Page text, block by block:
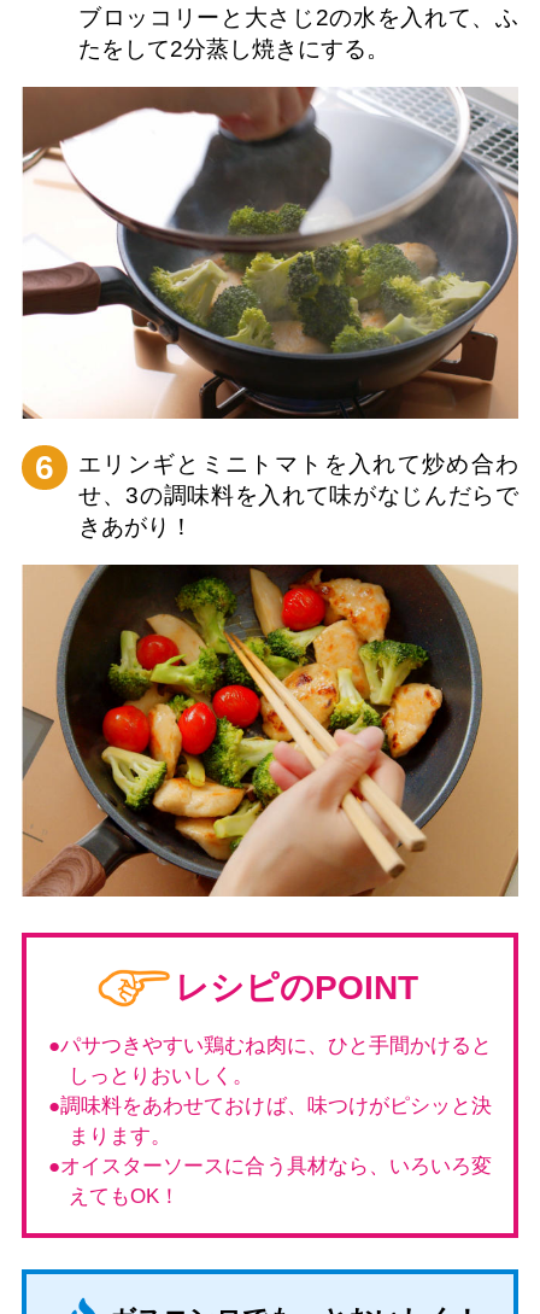
ブロッコリーと大さじ2の水を入れて、ふ
たをして2分蒸し焼きにする。
6
エリンギとミニトマトを入れて炒め合わ
せ、3の調味料を入れて味がなじんだらで
きあがり！
レシピのPOINT
パサつきやすい鶏むね肉に、ひと手間かけると
しっとりおいしく。
調味料をあわせておけば、味つけがピシッと決
まります。
オイスターソースに合う具材なら、いろいろ変
えてもOK！